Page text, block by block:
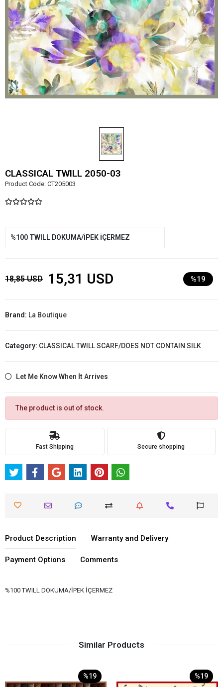
CLASSICAL TWILL 2050-03
Product Code: CT205003
%100 TWILL DOKUMA/İPEK İÇERMEZ
18,85 USD 15,31 USD %19
Brand: La Boutique
Category: CLASSICAL TWILL SCARF/DOES NOT CONTAIN SILK
Let Me Know When İt Arrives
The product is out of stock.
Fast Shipping Secure shopping
Product Description Warranty and Delivery
Payment Options Comments
%100 TWILL DOKUMA/İPEK İÇERMEZ
Similar Products
%19 %19